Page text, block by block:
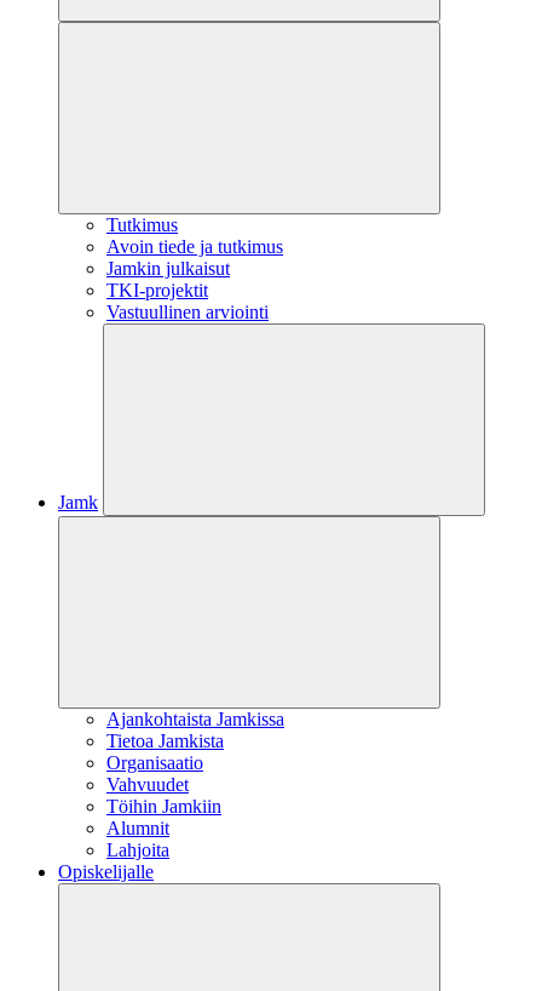
Tutkimus
Avoin tiede ja tutkimus
Jamkin julkaisut
TKI-projektit
Vastuullinen arviointi
Jamk
Ajankohtaista Jamkissa
Tietoa Jamkista
Organisaatio
Vahvuudet
Töihin Jamkiin
Alumnit
Lahjoita
Opiskelijalle